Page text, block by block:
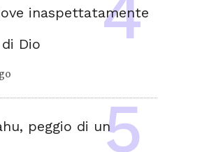
inaspettatamente
Dio
peggio di un